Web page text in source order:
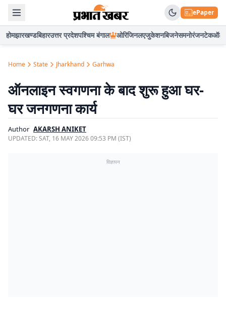
ePaper
होमझारखण्डबिहारउत्तर प्रदेशपश्चिम बंगाल ओरिजिनलएजुकेशनबिजनेसमनोरंजनटेकऑटो
Home State Jharkhand Garhwa
ऑनलाइन स्वगणना के बाद शुरू हुआ घर-
घर जनगणना कार्य
Author AKARSH ANIKET
UPDATED:SAT, 16 MAY 2026 09:53 PM (IST)
विज्ञापन